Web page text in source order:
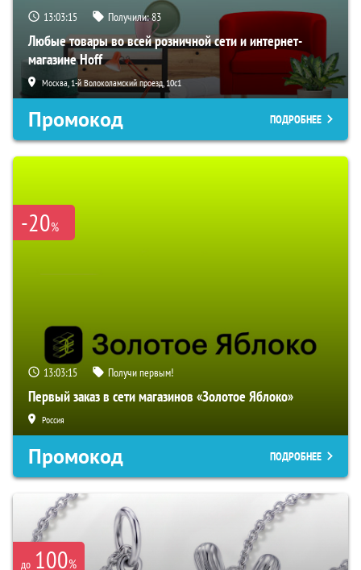
13:03:14 Получили:83
Любые товары во всей розничной сети и интернет-
магазине Hoff
Москва, 1-й Волоколамский проезд, 10с1
Промокод ПОДРОБНЕЕ
-20%
13:03:14 Получи первым!
Первый заказ в сети магазинов «Золотое Яблоко»
Россия
Промокод ПОДРОБНЕЕ
до 100%